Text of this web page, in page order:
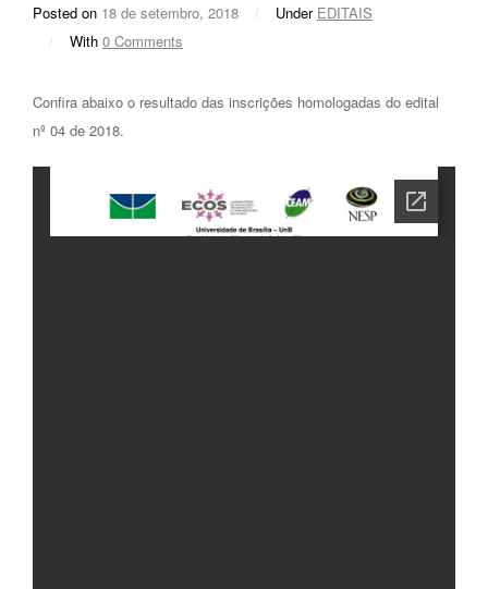
Posted on 18 de setembro, 2018 / Under EDITAIS
/
With 0 Comments
Confira abaixo o resultado das inscrições homologadas do edital
nº 04 de 2018.